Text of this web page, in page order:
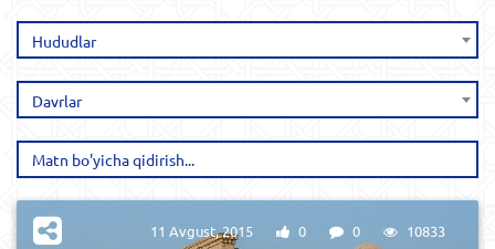
Hududlar
Davrlar
11 Avgust, 2015 0 0 10833